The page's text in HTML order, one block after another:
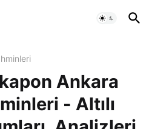
Ankara
- Altılı